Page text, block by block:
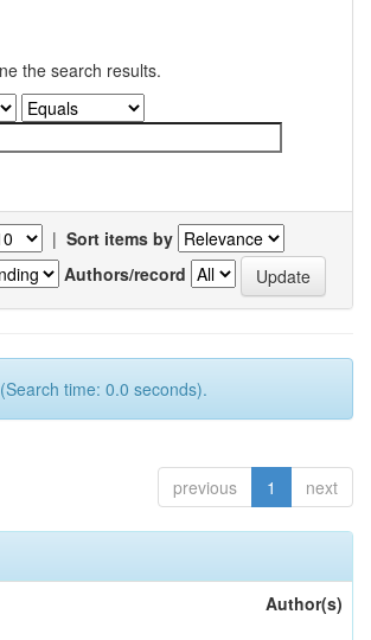
the search results.
| Sort items by
Authors/record
time: 0.0 seconds).
previous 1 next
Author(s)